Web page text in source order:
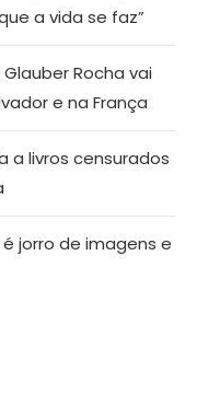
a vida se faz”
Rocha vai
e na França
a livros censurados
é jorro de imagens e